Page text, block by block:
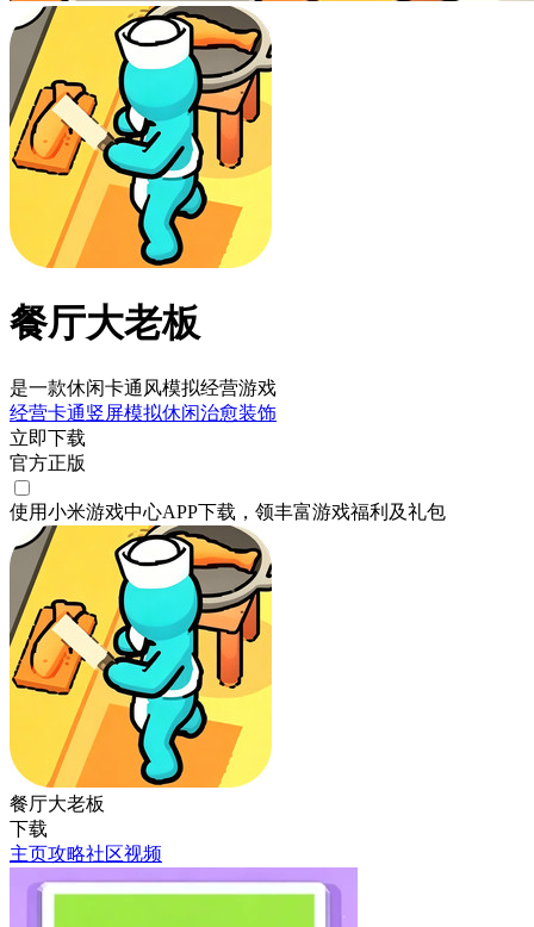
餐厅大老板
是一款休闲卡通风模拟经营游戏
经营卡通竖屏模拟休闲治愈装饰
立即下载
官方正版
使用小米游戏中心APP下载 ，领丰富游戏福利 及礼包
餐厅大老板
下载
主页攻略社区视频